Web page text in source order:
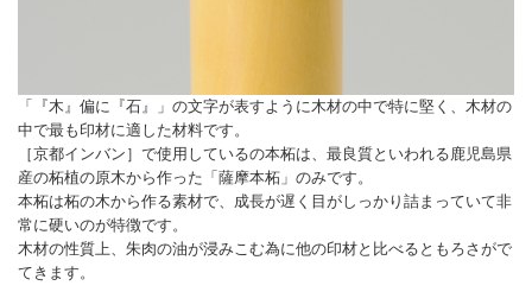
「『木』偏に『石』」の文字が表すように木材の中で特に堅く、木材の
中で最も印材に適した材料です。
［京都インバン］で使用しているの本柘は、最良質といわれる鹿児島県
産の柘植の原木から作った「薩摩本柘」のみです。
本柘は柘の木から作る素材で、成長が遅く目がしっかり詰まっていて非
常に硬いのが特徴です。
木材の性質上、朱肉の油が浸みこむ為に他の印材と比べるともろさがで
てきます。